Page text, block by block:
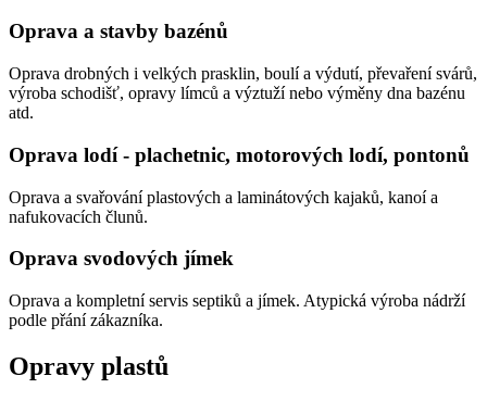
Oprava a stavby bazénů
Oprava drobných i velkých prasklin, boulí a výdutí, převaření svárů,
výroba schodišť, opravy límců a výztuží nebo výměny dna bazénu
atd.
Oprava lodí - plachetnic, motorových lodí, pontonů
Oprava a svařování plastových a laminátových kajaků, kanoí a
nafukovacích člunů.
Oprava svodových jímek
Oprava a kompletní servis septiků a jímek. Atypická výroba nádrží
podle přání zákazníka.
Opravy plastů